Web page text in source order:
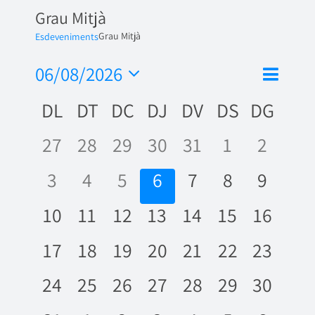
Grau Mitjà
EsdevenimentsGrau Mitjà
Vistes
de
Mes
06/08/2026
una
data.
Calendari
de
Esdeveniments
DL DT DC DJ DV DS DG
0
esdeveniments,
27
0
esdeveniments,
28
0
esdeveniments,
29
0
esdeveniments,
30
0
31
0
1
0
2
0
esdeveniments,
3
0
esdeveniments,
4
0
esdeveniments,
5
0
esdeveniments,
6
0
7
0
8
0
9
0
10
0
11
0
12
0
13
0
14
0
15
0
16
0
esdeveniments,
17
0
esdeveniments,
18
0
esdeveniments,
19
0
esdeveniments,
20
0
esdeveniments,
21
0
22
0
23
0
esdeveniments,
24
0
esdeveniments,
25
0
esdeveniments,
26
0
esdeveniments,
27
0
esdeveniments,
28
0
29
0
30